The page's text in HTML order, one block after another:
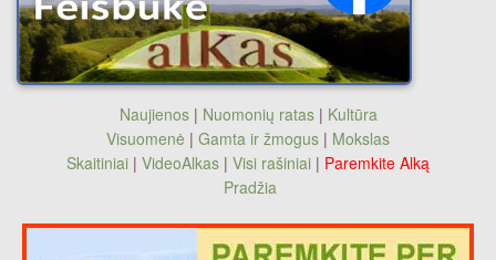
Naujienos| Nuomonių ratas| Kultūra
Visuomenė | Gamta ir žmogus | Mokslas
Skaitiniai | VideoAlkas | Visi rašiniai | Paremkite Alką
Pradžia